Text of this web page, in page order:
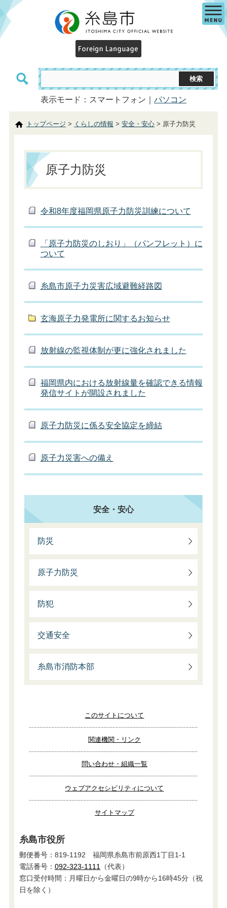
表示モード：スマートフォン｜ パソコン
トップページ > くらしの情報 > 安全・安心> 原子力防災
原子力防災
令和8年度福岡県原子力防災訓練について
「原子力防災のしおり」（パンフレット）に
ついて
糸島市原子力災害広域避難経路図
玄海原子力発電所に関するお知らせ
放射線の監視体制が更に強化されました
福岡県内における放射線量を確認できる情報
発信サイトが開設されました
原子力防災に係る安全協定を締結
原子力災害への備え
安全・安心
防災
原子力防災
防犯
交通安全
糸島市消防本部
このサイトについて
関連機関・リンク
問い合わせ・組織一覧
ウェブアクセシビリティについて
サイトマップ
糸島市役所
郵便番号：819-1192 福岡県糸島市前原西1丁目1-1
電話番号： 092-323-1111（代表）
窓口受付時間：月曜日から金曜日の9時から16時45分（祝
日を除く）